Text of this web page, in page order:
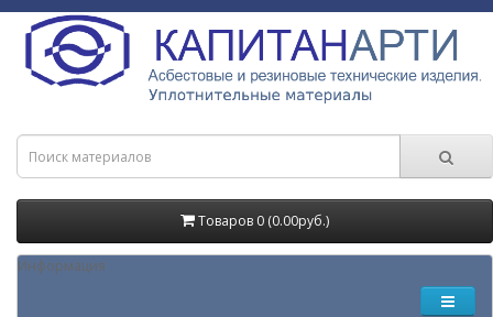
Товаров 0 (0.00руб.)
Информация